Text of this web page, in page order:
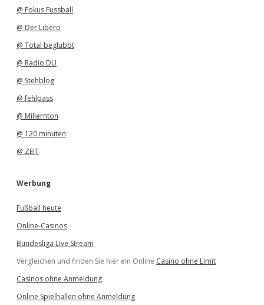
@ Fokus Fussball
@ Der Libero
@ Total beglubbt
@ Radio DU
@ Stehblog
@ fehlpass
@ Millernton
@ 120 minuten
@ ZEIT
Werbung
Fußball heute
Online-Casinos
Bundesliga Live Stream
Vergleichen und finden Sie hier ein Online Casino ohne Limit
Casinos ohne Anmeldung
Online Spielhallen ohne Anmeldung